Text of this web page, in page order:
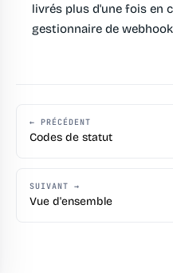
livrés plus d'une fois en
gestionnaire de
← PRÉCÉDENT
Codes de statut
SUIVANT →
Vue d'ensemble